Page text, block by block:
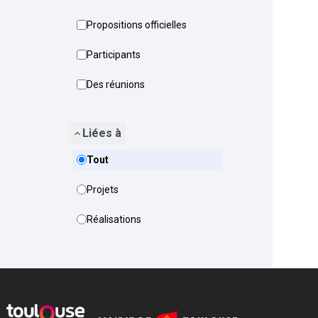
Propositions officielles
Participants
Des réunions
Liées à
Tout
Projets
Réalisations